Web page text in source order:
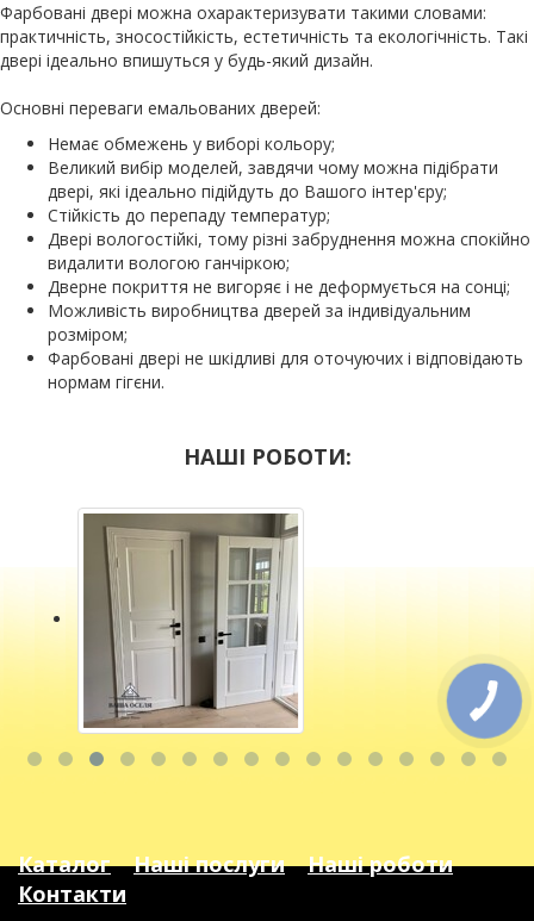
Фарбовані двері можна охарактеризувати такими словами:
практичність, зносостійкість, естетичність та екологічність. Такі
двері ідеально впишуться у будь-який дизайн.
Основні переваги емальованих дверей:
Немає обмежень у виборі кольору;
Великий вибір моделей, завдячи чому можна підібрати
двері, які ідеально підійдуть до Вашого інтер'єру;
Стійкість до перепаду температур;
Двері вологостійкі, тому різні забруднення можна спокійно
видалити вологою ганчіркою;
Дверне покриття не вигоряє і не деформується на сонці;
Можливість виробництва дверей за індивідуальним
розміром;
Фарбовані двері не шкідливі для оточуючих і відповідають
нормам гігєни.
НАШІ РОБОТИ:
Каталог Наші послуги
Наші роботи
Контакти